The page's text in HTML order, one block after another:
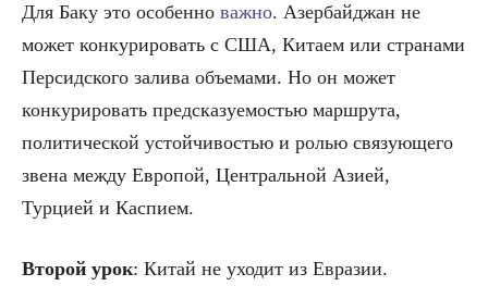
Для Баку это особенно важно. Азербайджан не
может конкурировать с США, Китаем или странами
Персидского залива объемами. Но он может
конкурировать предсказуемостью маршрута,
политической устойчивостью и ролью связующего
звена между Европой, Центральной Азией,
Турцией и Каспием.
Второй урок: Китай не уходит из Евразии.